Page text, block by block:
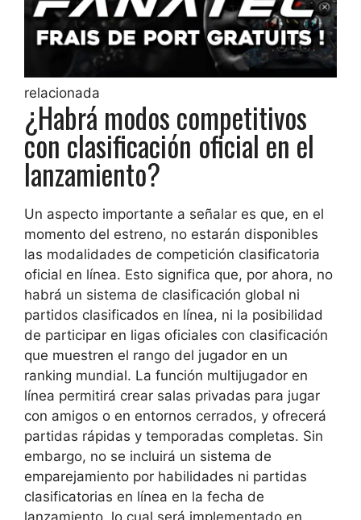
relacionada
¿Habrá modos competitivos
con clasificación oficial en el
lanzamiento?
Un aspecto importante a señalar es que, en el
momento del estreno, no estarán disponibles
las modalidades de competición clasificatoria
oficial en línea. Esto significa que, por ahora, no
habrá un sistema de clasificación global ni
partidos clasificados en línea, ni la posibilidad
de participar en ligas oficiales con clasificación
que muestren el rango del jugador en un
ranking mundial. La función multijugador en
línea permitirá crear salas privadas para jugar
con amigos o en entornos cerrados, y ofrecerá
partidas rápidas y temporadas completas. Sin
embargo, no se incluirá un sistema de
emparejamiento por habilidades ni partidas
clasificatorias en línea en la fecha de